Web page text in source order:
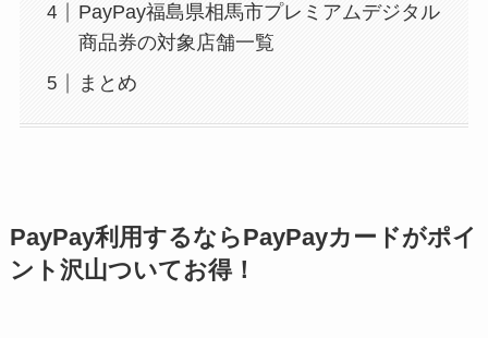
PayPay福島県相馬市プレミアムデジタル
商品券の対象店舗一覧
まとめ
PayPay利用するならPayPayカードがポイ
ント沢山ついてお得！